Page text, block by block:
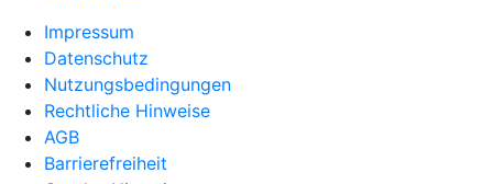
Impressum
Datenschutz
Nutzungsbedingungen
Rechtliche Hinweise
AGB
Barrierefreiheit